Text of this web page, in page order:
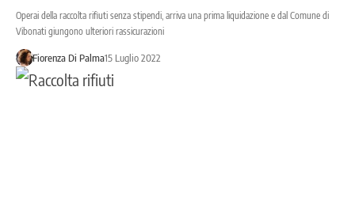
Operai della raccolta rifiuti senza stipendi, arriva una prima liquidazione e dal Comune di
Vibonati giungono ulteriori rassicurazioni
Fiorenza Di Palma15 Luglio 2022